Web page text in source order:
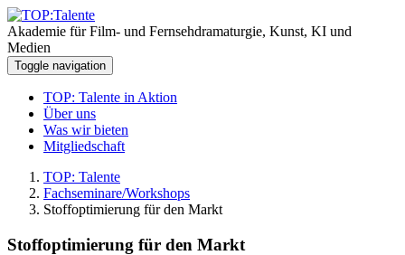
Akademie für Film- und Fernsehdramaturgie, Kunst, KI und
Medien
Toggle navigation
TOP: Talente in Aktion
Über uns
Was wir bieten
Mitgliedschaft
TOP: Talente
Fachseminare/Workshops
Stoffoptimierung für den Markt
Stoffoptimierung für den Markt